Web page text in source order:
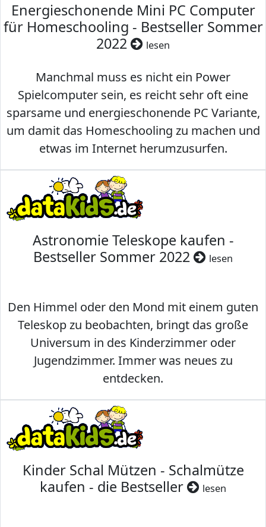
Energieschonende Mini PC Computer
für Homeschooling - Bestseller Sommer
2022
lesen
Manchmal muss es nicht ein Power
Spielcomputer sein, es reicht sehr oft eine
sparsame und energieschonende PC Variante,
um damit das Homeschooling zu machen und
etwas im Internet herumzusurfen.
Astronomie Teleskope kaufen -
Bestseller Sommer 2022
lesen
Den Himmel oder den Mond mit einem guten
Teleskop zu beobachten, bringt das große
Universum in des Kinderzimmer oder
Jugendzimmer. Immer was neues zu
entdecken.
Kinder Schal Mützen - Schalmütze
kaufen - die Bestseller
lesen